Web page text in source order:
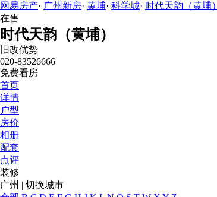
网易房产· 广州新房· 黄埔· 科学城· 时代天韵（黄埔）
在售
时代天韵（黄埔）
旧改优势
020-83526666
免费看房
首页
详情
户型
房价
相册
配套
点评
装修
广州 | 切换城市